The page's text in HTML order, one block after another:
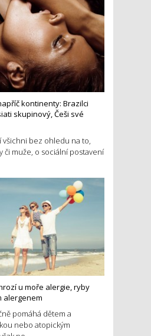
kontinenty: Brazilci
skupinový, Češi své
všichni bez ohledu na to,
či muže, o sociální postavení
u moře alergie, ryby
alergenem
pomáhá dětem a
nebo atopickým